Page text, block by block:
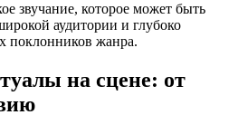
звучание, которое может быть
аудитории и глубоко
поклонников жанра.
на сцене: от